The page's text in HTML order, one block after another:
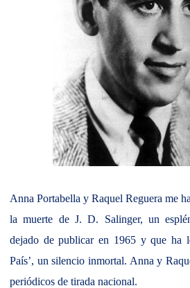
Anna Portabella y Raquel Reguera me
la muerte de J. D. Salinger, un
dejado de publicar en 1965 y que ha
País’, un silencio inmortal. Anna y
periódicos de tirada nacional.